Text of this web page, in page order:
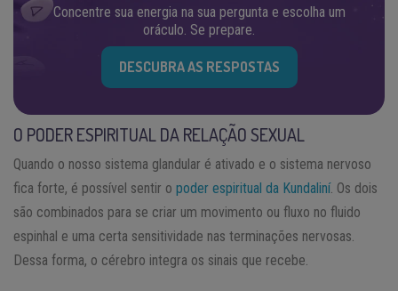
Concentre sua energia na sua pergunta e escolha um
oráculo. Se prepare.
DESCUBRA AS RESPOSTAS
O PODER ESPIRITUAL DA RELAÇÃO SEXUAL
Quando o nosso sistema glandular é ativado e o sistema nervoso
fica forte, é possível sentir o poder espiritual da Kundaliní. Os dois
são combinados para se criar um movimento ou fluxo no fluido
espinhal e uma certa sensitividade nas terminações nervosas.
Dessa forma, o cérebro integra os sinais que recebe.